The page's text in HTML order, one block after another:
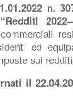
n.
ed
sui
il